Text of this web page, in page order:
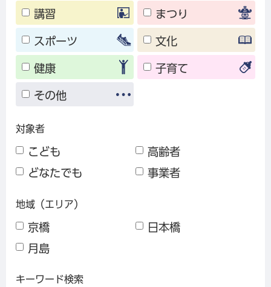
講習 まつり
スポーツ 文化
健康 子育て
その他
対象者
こども
高齢者
どなたでも
事業者
地域（エリア）
京橋
日本橋
月島
キーワード検索